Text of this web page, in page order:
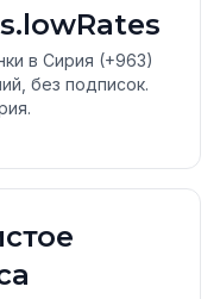
в Сирия (+963)
без подписок.